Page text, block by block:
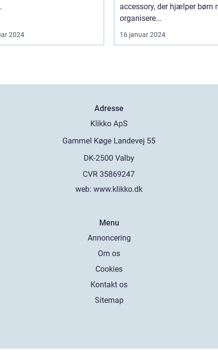
2024
accessory, der hjælper børn
organisere...
16 januar 2024
Adresse
web: www.klikko.dk
Menu
Annoncering
Om os
Cookies
Kontakt os
Sitemap